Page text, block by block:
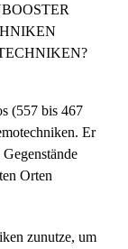
(557 bis 467
Er
Orten
zunutze, um